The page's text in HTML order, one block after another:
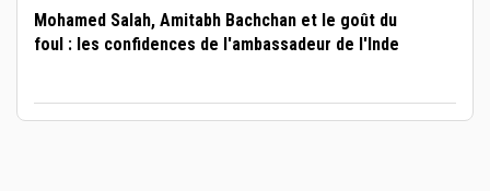
Mohamed Salah, Amitabh Bachchan et le goût du
foul : les confidences de l'ambassadeur de l'Inde